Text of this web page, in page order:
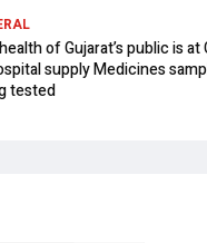
of Gujarat’s public is at
supply Medicines
tested